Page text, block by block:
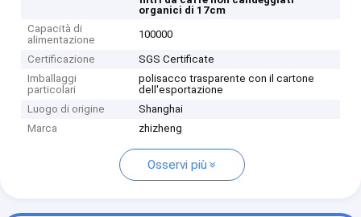
organici di 17cm
Capacità di
alimentazione
100000
Certificazione
SGS Certificate
Imballaggi
particolari
polisacco trasparente con il cartone
dell'esportazione
Luogo di origine
Shanghai
Marca
zhizheng
Osservi più